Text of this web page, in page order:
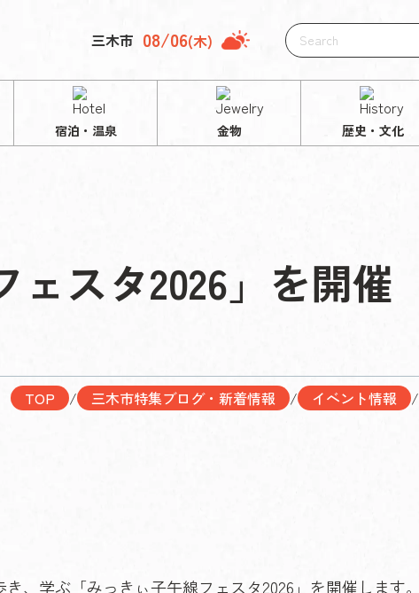
三木市 08/06(木)
宿泊・温泉 金物 歴史・文化
ェスタ2026」を開催
TOP / 三木市特集ブログ・新着情報 / イベント情報 /
、学ぶ「みっきぃ子午線フェスタ2026」を開催します。